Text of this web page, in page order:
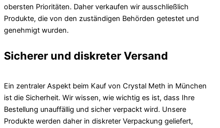
obersten Prioritäten. Daher verkaufen wir ausschließlich
Produkte, die von den zuständigen Behörden getestet und
genehmigt wurden.
Sicherer und diskreter Versand
Ein zentraler Aspekt beim Kauf von Crystal Meth in München
ist die Sicherheit. Wir wissen, wie wichtig es ist, dass Ihre
Bestellung unauffällig und sicher verpackt wird. Unsere
Produkte werden daher in diskreter Verpackung geliefert,